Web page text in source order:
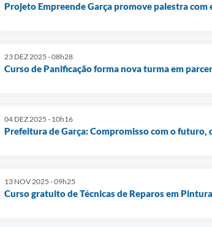
Projeto Empreende Garça promove palestra
23 DEZ 2025 - 08h28
Curso de Panificação forma nova turma em
04 DEZ 2025 - 10h16
Prefeitura de Garça: Compromisso com o
13 NOV 2025 - 09h25
Curso gratuito de Técnicas de Reparos em